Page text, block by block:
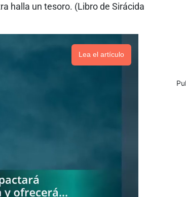
halla un tesoro. (Libro de Sirácida
Lea el artículo